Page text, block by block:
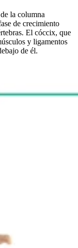
la columna
de crecimiento
El cóccix, que
y ligamentos
de él.